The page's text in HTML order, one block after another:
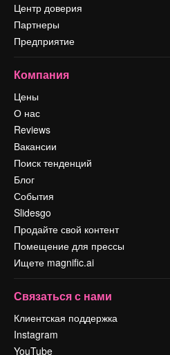
Центр доверия
Партнеры
Предприятие
Компания
Цены
О нас
Reviews
Вакансии
Поиск тенденций
Блог
События
Slidesgo
Продайте свой контент
Помещение для прессы
Ищете magnific.ai
Связаться с нами
Клиентская поддержка
Instagram
YouTube